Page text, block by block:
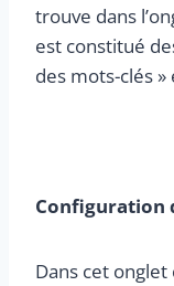
trouve dans
est constitué
des mots-clés »
Configuration
Dans cet